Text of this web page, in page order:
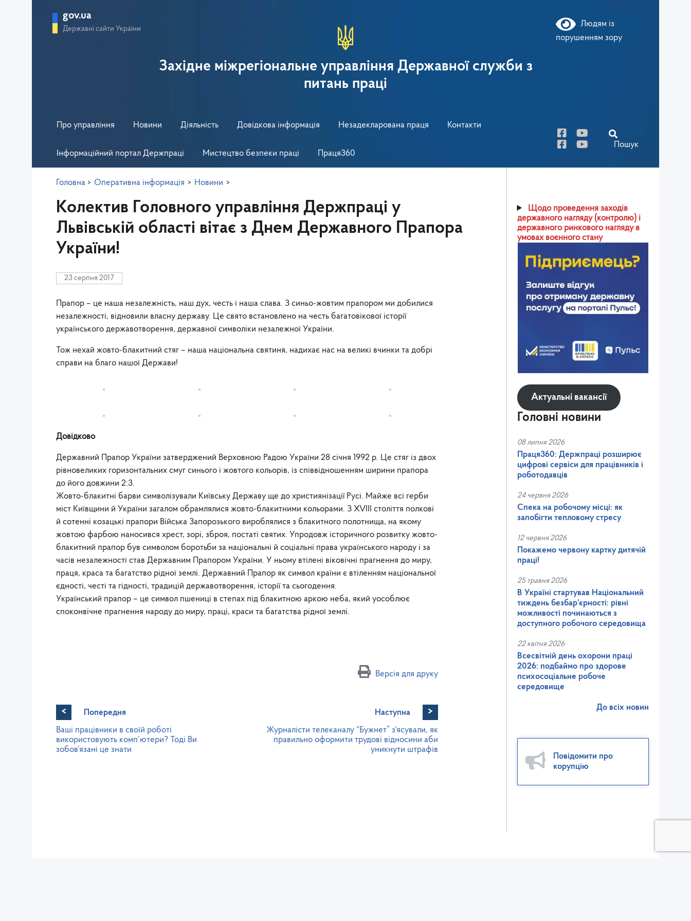
gov.ua
Державні сайти України
Людям із
порушенням зору
Західне міжрегіональне управління Державної служби з
питань праці
Про управління Новини Діяльність Довідкова інформація Незадекларована праця Контакти
Інформаційний портал Держпраці Мистецтво безпеки праці Праця360
Пошук
Головна > Оперативна інформація > Новини >
Колектив Головного управління Держпраці у
Львівській області вітає з Днем Державного Прапора
України!
23 серпня 2017
Прапор – це наша незалежність, наш дух, честь і наша слава. З синьо-жовтим прапором ми добилися
незалежності, відновили власну державу. Це свято встановлено на честь багатовікової історії
українського державотворення, державної символіки незалежної України.
Тож нехай жовто-блакитний стяг – наша національна святиня, надихає нас на великі вчинки та добрі
справи на благо нашої Держави!
Довідково
Державний Прапор України затверджений Верховною Радою України 28 січня 1992 р. Це стяг із двох
рівновеликих горизонтальних смуг синього і жовтого кольорів, із співвідношенням ширини прапора
до його довжини 2:3.
Жовто-блакитні барви символізували Київську Державу ще до християнізації Русі. Майже всі герби
міст Київщини й України загалом обрамлялися жовто-блакитними кольорами. З XVIII століття полкові
й сотенні козацькі прапори Війська Запорозького вироблялися з блакитного полотнища, на якому
жовтою фарбою наносився хрест, зорі, зброя, постаті святих. Упродовж історичного розвитку жовто-
блакитний прапор був символом боротьби за національні й соціальні права українського народу і за
часів незалежності став Державним Прапором України. У ньому втілені віковічні прагнення до миру,
праця, краса та багатство рідної землі. Державний Прапор як символ країни є втіленням національної
єдності, честі та гідності, традицій державотворення, історії та сьогодення.
Український прапор – це символ пшениці в степах під блакитною аркою неба, який уособлює
споконвічне прагнення народу до миру, праці, краси та багатства рідної землі.
Версія для друку
<
Попередня
Ваші працівники в своїй роботі
використовують комп’ютери? Тоді Ви
зобов’язані це знати
Наступна >
Журналісти телеканалу “Бужнет” з’ясували, як
правильно оформити трудові відносини аби
уникнути штрафів
Щодо проведення заходів
державного нагляду (контролю) і
державного ринкового нагляду в
умовах воєнного стану
Актуальні вакансії
Головні новини
08 липня 2026
Праця360: Держпраці розширює
цифрові сервіси для працівників і
роботодавців
24 червня 2026
Спека на робочому місці: як
запобігти тепловому стресу
12 червня 2026
Покажемо червону картку дитячій
праці!
25 травня 2026
В Україні стартував Національний
тиждень безбар’єрності: рівні
можливості починаються з
доступного робочого середовища
22 квітня 2026
Всесвітній день охорони праці
2026: подбаймо про здорове
психосоціальне робоче
середовище
До всіх новин
Повідомити про
корупцію